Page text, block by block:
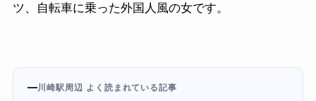
ツ、自転車に乗った外国人風の女です。
川崎駅周辺 よく読まれている記事